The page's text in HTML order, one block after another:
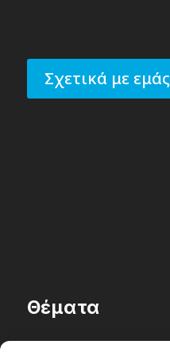
Σχετικά με εμάς
Θέματα